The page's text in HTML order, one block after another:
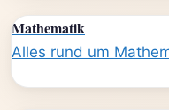
Mathematik
Alles rund um